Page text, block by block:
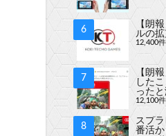
【朗
ルの拡
12,400
【朗
した
った
12,100
スプ
番活